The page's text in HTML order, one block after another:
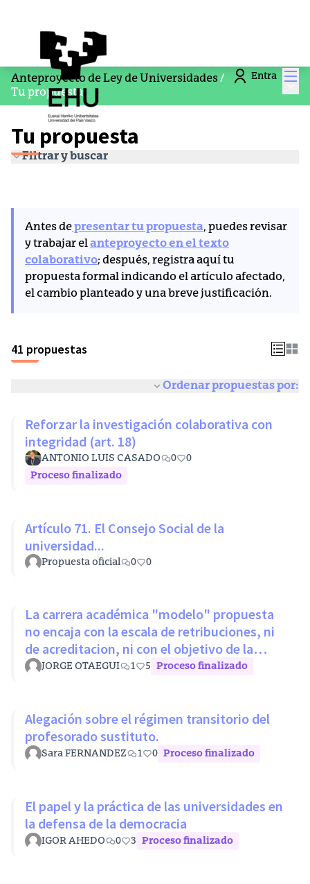
Entra
Anteproyecto de Ley de Universidades/
Tu propuesta
Tu propuesta
Filtrar y buscar
Antes depresentar tu propuesta, puedes revisar
y trabajar elanteproyecto en el texto
colaborativo; después, registra aquí tu
propuesta formal indicando el artículo afectado,
el cambio planteado y una breve justificación.
41 propuestas
Ordenar propuestas por:
Reforzar la investigación colaborativa con
integridad (art. 18)
ANTONIO LUIS CASADO 0
0
Proceso finalizado
Artículo 71. El Consejo Social de la
universidad...
Propuesta oficial 0 0
La carrera académica "modelo" propuesta
no encaja con la escala de retribuciones, ni
de acreditacion, ni con el objetivo de la
LOSUJORGE OTAEGUI 1 5 Proceso finalizado
Alegación sobre el régimen transitorio del
profesorado sustituto.
Sara FERNANDEZ 1 0 Proceso finalizado
El papel y la práctica de las universidades en
la defensa de la democracia
IGOR AHEDO 0 3 Proceso finalizado